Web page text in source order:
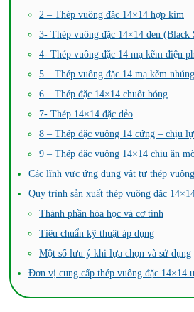
2 – Thép vuông đặc 14×14 hợp kim
3- Thép vuông đặc 14×14 đen (Black
4- Thép vuông đặc 14 mạ kẽm điện
5 – Thép vuông đặc 14 mạ kẽm
6 – Thép đặc 14×14 chuốt bóng
7- Thép 14×14 đặc dẻo
8 – Thép đặc vuông 14 cứng – chịu
9 – Thép đặc vuông 14×14 chịu ăn
Các lĩnh vực ứng dụng vật tư thép
Quy trình sản xuất thép vuông đặc
Thành phần hóa học và cơ tính
Tiêu chuẩn kỹ thuật áp dụng
Một số lưu ý khi lựa chọn và sử dụng
Đơn vị cung cấp thép vuông đặc 14×14